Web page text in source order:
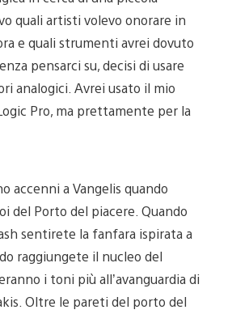
quali artisti volevo onorare in
e quali strumenti avrei dovuto
pensarci su, decisi di usare
analogici. Avrei usato il mio
Pro, ma prettamente per la
accenni a Vangelis quando
del Porto del piacere. Quando
sentirete la fanfara ispirata a
raggiungete il nucleo del
i toni più all’avanguardia di
Oltre le pareti del porto del